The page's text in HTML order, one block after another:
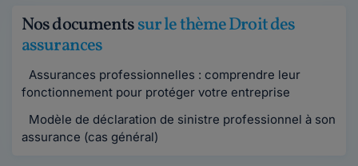
Nos documentssur le thème Droit des
assurances
Assurances professionnelles : comprendre leur
fonctionnement pour protéger votre entreprise
Modèle de déclaration de sinistre professionnel à son
assurance (cas général)